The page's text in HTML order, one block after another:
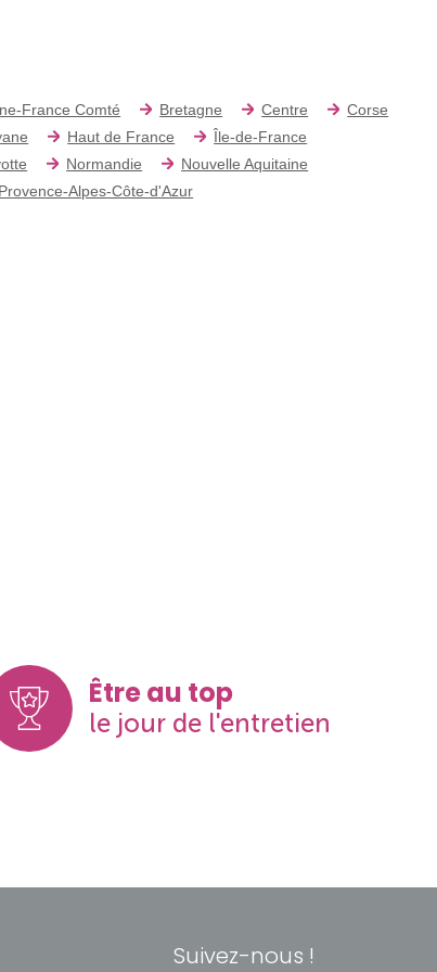
France Comté Bretagne Centre
Corse
Haut de France
Île-de-France
Normandie
Nouvelle Aquitaine
Provence-Alpes-Côte-d'Azur
Être au top
le jour de l'entretien
Suivez-nous !